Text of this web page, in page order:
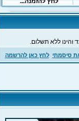
והינו ללא תשלום.
סיסמתי לחץ כאן להרשמה